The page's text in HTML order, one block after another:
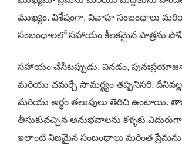
ముఖ్యం. విశేషంగా, వివాహ సంబంధాలు
సంబంధాలలో సహాయం కీలకమైన పాత్రను
సహాయం చేసేటప్పుడు, వినడం,
మరియు చమర్చే సామర్థ్యం తప్పనిసరి.
మరియు అర్థం తలుపులు తెరిచి ఉంటాయి.
తీసుకువచ్చిన అనుభవాలను కళ్ళకు
ఇలాంటి నిజమైన సంబంధాలు మరింత ప్రేమను